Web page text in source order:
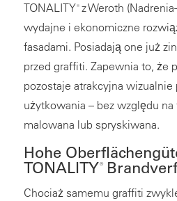
TONALITY®z Weroth
wydajne i ekonomiczne
fasadami. Posiadają one już
przed graffiti. Zapewnia to, że
pozostaje atrakcyjna wizualnie
użytkowania – bez względu
malowana lub spryskiwana.
Hohe
TONALITY®
Chociaż samemu graffiti